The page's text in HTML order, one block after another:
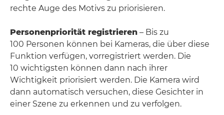
rechte Auge des Motivs zu priorisieren.
Personenpriorität registrieren – Bis zu
100 Personen können bei Kameras, die über diese
Funktion verfügen, vorregistriert werden. Die
10 wichtigsten können dann nach ihrer
Wichtigkeit priorisiert werden. Die Kamera wird
dann automatisch versuchen, diese Gesichter in
einer Szene zu erkennen und zu verfolgen.